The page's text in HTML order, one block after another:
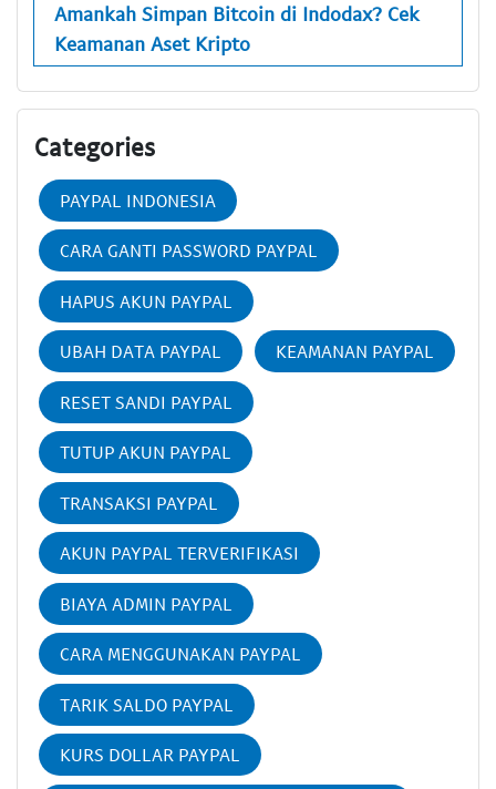
Amankah Simpan Bitcoin di Indodax? Cek
Keamanan Aset Kripto
Categories
PAYPAL INDONESIA
CARA GANTI PASSWORD PAYPAL
HAPUS AKUN PAYPAL
UBAH DATA PAYPAL KEAMANAN PAYPAL
RESET SANDI PAYPAL
TUTUP AKUN PAYPAL
TRANSAKSI PAYPAL
AKUN PAYPAL TERVERIFIKASI
BIAYA ADMIN PAYPAL
CARA MENGGUNAKAN PAYPAL
TARIK SALDO PAYPAL
KURS DOLLAR PAYPAL